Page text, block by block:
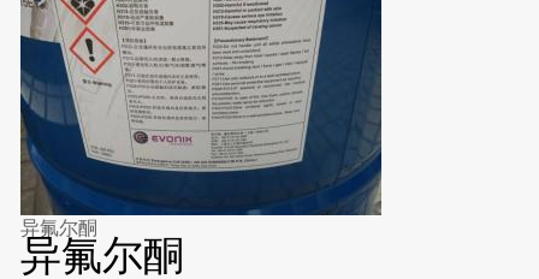
异氟尔酮
异氟尔酮